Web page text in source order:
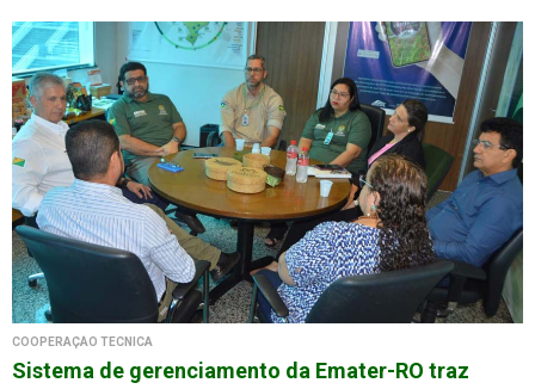
COOPERAÇÃO TÉCNICA
Sistema de gerenciamento da Emater-RO traz